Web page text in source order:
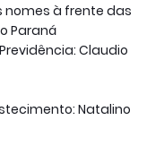
nomes à frente das
Paraná
Claudio
Natalino